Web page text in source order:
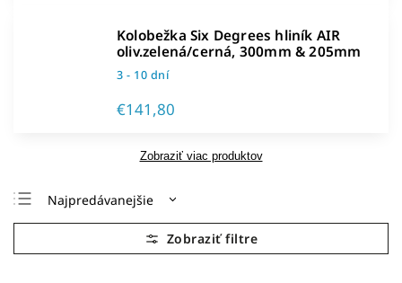
Kolobežka Six Degrees hliník AIR
oliv.zelená/cerná, 300mm & 205mm
3 - 10 dní
€141,80
Zobraziť viac produktov
Najpredávanejšie
Najlacnejšie
Najdrahšie